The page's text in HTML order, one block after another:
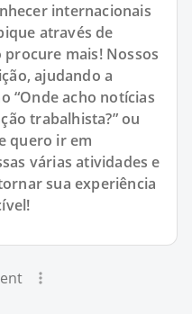
internacionais
através de
mais! Nossos
ajudando a
“Onde acho notícias
trabalhista?” ou
quero ir em
várias atividades e
sua experiência